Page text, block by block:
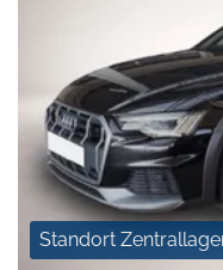
Standort